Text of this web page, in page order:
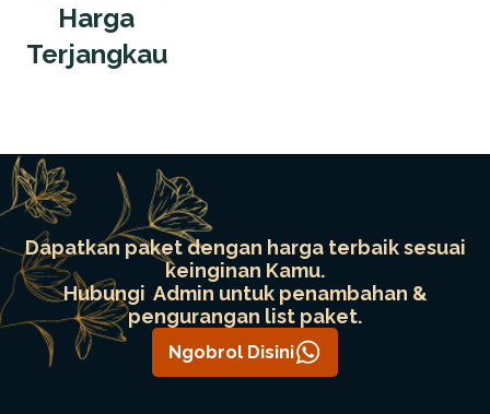
Harga
Terjangkau
Dapatkan paket dengan harga terbaik sesuai
keinginan Kamu.
Hubungi Admin untuk penambahan &
pengurangan list paket.
Ngobrol Disini